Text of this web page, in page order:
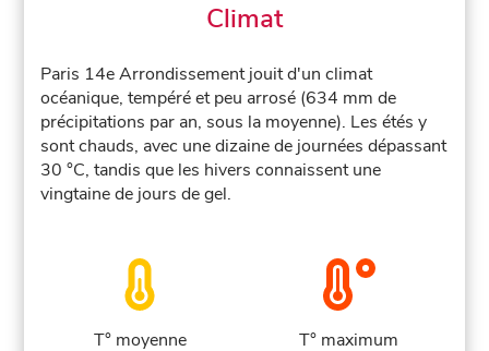
Climat
Paris 14e Arrondissement jouit d'un climat
océanique, tempéré et peu arrosé (634 mm de
précipitations par an, sous la moyenne). Les étés y
sont chauds, avec une dizaine de journées dépassant
30 °C, tandis que les hivers connaissent une
vingtaine de jours de gel.
T° moyenne T° maximum